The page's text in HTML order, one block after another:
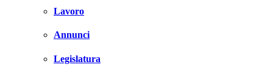
Lavoro
Annunci
Legislatura